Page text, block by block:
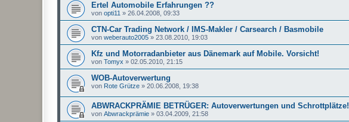
Ertel Automobile Erfahrungen ??
von opti11 » 26.04.2008, 09:33
CTN-Car Trading Network / IMS-Makler / Carsearch / Basmobile
von weberauto2005 » 23.08.2010, 19:03
Kfz und Motorradanbieter aus Dänemark auf Mobile. Vorsicht!
von Tomyx » 02.05.2010, 21:15
WOB-Autoverwertung
von Rote Grütze » 20.06.2008, 19:38
ABWRACKPRÄMIE BETRÜGER: Autoverwertungen und Schrottplätze!
von Abwrackprämie » 03.04.2009, 21:58